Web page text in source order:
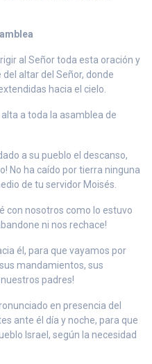
al Señor toda esta oración y
altar del Señor, donde
hacia el cielo.
a toda la asamblea de
a su pueblo el descanso,
No ha caído por tierra ninguna
de tu servidor Moisés.
con nosotros como lo estuvo
ni nos rechace!
él, para que vayamos por
mandamientos, sus
padres!
en presencia del
ante él día y noche, para que
Israel, según la necesidad